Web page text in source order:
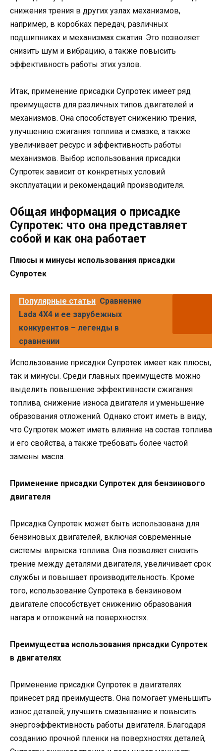
снижения трения в других узлах механизмов,
например, в коробках передач, различных
подшипниках и механизмах сжатия. Это позволяет
снизить шум и вибрацию, а также повысить
эффективность работы этих узлов.
Итак, применение присадки Супротек имеет ряд
преимуществ для различных типов двигателей и
механизмов. Она способствует снижению трения,
улучшению сжигания топлива и смазке, а также
увеличивает ресурс и эффективность работы
механизмов. Выбор использования присадки
Супротек зависит от конкретных условий
эксплуатации и рекомендаций производителя.
Общая информация о присадке
Супротек: что она представляет
собой и как она работает
Плюсы и минусы использования присадки
Супротек
Популярные статьи Сравнение
Lada 4X4 и ее зарубежных
конкурентов – легенды в
сравнении
Использование присадки Супротек имеет как плюсы,
так и минусы. Среди главных преимуществ можно
выделить повышение эффективности сжигания
топлива, снижение износа двигателя и уменьшение
образования отложений. Однако стоит иметь в виду,
что Супротек может иметь влияние на состав топлива
и его свойства, а также требовать более частой
замены масла.
Применение присадки Супротек для бензинового
двигателя
Присадка Супротек может быть использована для
бензиновых двигателей, включая современные
системы впрыска топлива. Она позволяет снизить
трение между деталями двигателя, увеличивает срок
службы и повышает производительность. Кроме
того, использование Супротека в бензиновом
двигателе способствует снижению образования
нагара и отложений на поверхностях.
Преимущества использования присадки Супротек
в двигателях
Применение присадки Супротек в двигателях
принесет ряд преимуществ. Она помогает уменьшить
износ деталей, улучшить смазывание и повысить
энергоэффективность работы двигателя. Благодаря
созданию прочной пленки на поверхностях деталей,